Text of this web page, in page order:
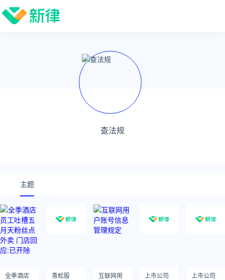
查法规
主题
全季酒店
青松股
互联网用
上市公司
上市公司